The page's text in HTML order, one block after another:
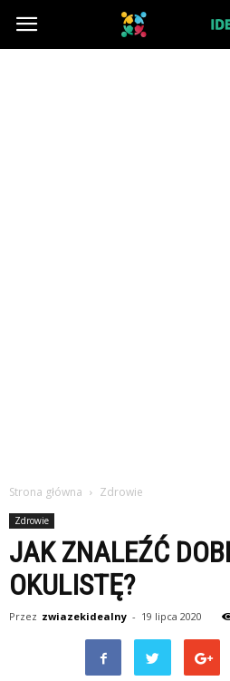
ZwiazekIdealny.pl
Strona główna Zdrowie
Zdrowie
JAK ZNALEŹĆ
OKULISTĘ?
Przez zwiazekidealny - 19 lipca 2020